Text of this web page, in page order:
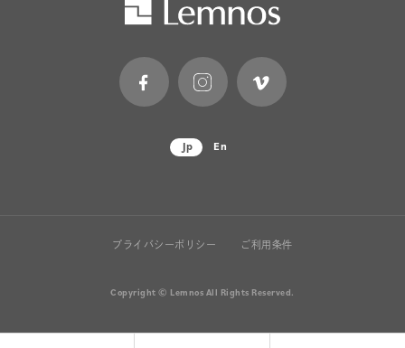
Jp En
プライバシーポリシー ご利用条件
Copyright © Lemnos All Rights Reserved.